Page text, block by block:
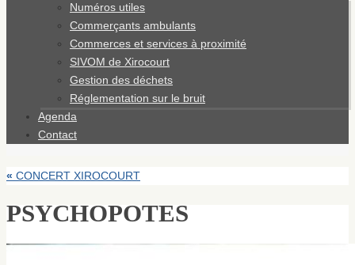
Numéros utiles
Commerçants ambulants
Commerces et services à proximité
SIVOM de Xirocourt
Gestion des déchets
Réglementation sur le bruit
Agenda
Contact
« CONCERT XIROCOURT
PSYCHOPOTES